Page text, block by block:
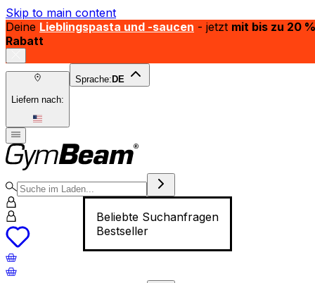
Skip to main content
Deine Lieblingspasta und -saucen - jetzt mit bis zu 20 %
Rabatt
Liefern nach:
Sprache: DE
Beliebte Suchanfragen
Bestseller